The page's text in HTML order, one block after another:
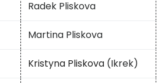
Radek Pliskova
Martina Pliskova
Kristyna Pliskova (Ikrek)